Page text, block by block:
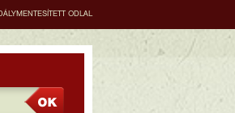
ODLAL